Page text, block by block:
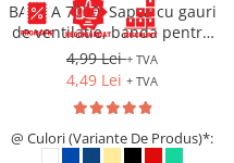
BASICA 7000, Sapca cu gauri
de ventilatie, banda pentru
transpiratie si prindere cu
arici
4,99 Lei+ TVA
4,49 Lei + TVA
@ Culori (Variante De Produs)*: